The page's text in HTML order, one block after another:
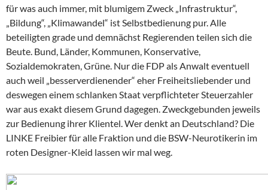
für was auch immer, mit blumigem Zweck „Infrastruktur“,
„Bildung“, „Klimawandel“ ist Selbstbedienung pur. Alle
beteiligten grade und demnächst Regierenden teilen sich die
Beute. Bund, Länder, Kommunen, Konservative,
Sozialdemokraten, Grüne. Nur die FDP als Anwalt eventuell
auch weil „besserverdienender“ eher Freiheitsliebender und
deswegen einem schlanken Staat verpflichteter Steuerzahler
war aus exakt diesem Grund dagegen. Zweckgebunden jeweils
zur Bedienung ihrer Klientel. Wer denkt an Deutschland? Die
LINKE Freibier für alle Fraktion und die BSW-Neurotikerin im
roten Designer-Kleid lassen wir mal weg.